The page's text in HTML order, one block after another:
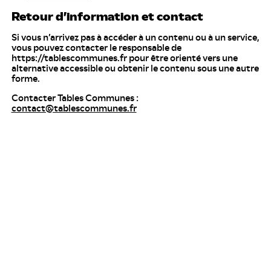
Retour d’information et contact
Si vous n’arrivez pas à accéder à un contenu ou à un service,
vous pouvez contacter le responsable de
https://tablescommunes.fr pour être orienté vers une
alternative accessible ou obtenir le contenu sous une autre
forme.
Contacter Tables Communes :
contact@tablescommunes.fr